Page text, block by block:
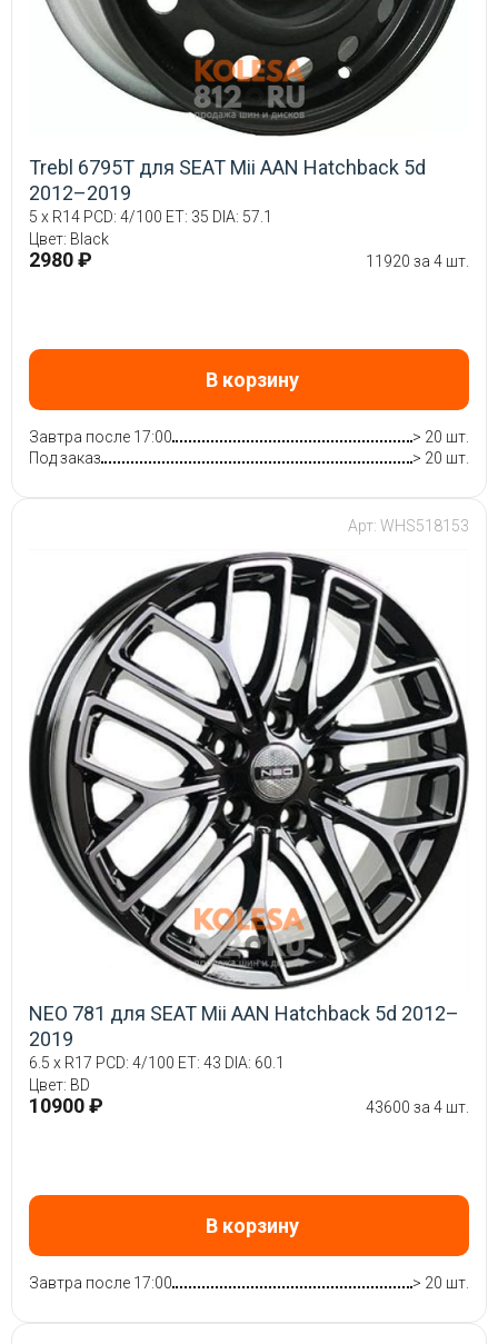
Trebl 6795T для SEAT Mii AAN Hatchback 5d
2012–2019
5 x R14 PCD: 4/100 ET: 35 DIA: 57.1
Цвет: Black
2980 ₽ 11920 за 4 шт.
В корзину
Завтра после 17:00
> 20 шт.
Под заказ
> 20 шт.
Арт: WHS518153
NEO 781 для SEAT Mii AAN Hatchback 5d 2012–
2019
6.5 x R17 PCD: 4/100 ET: 43 DIA: 60.1
Цвет: BD
10900 ₽ 43600 за 4 шт.
В корзину
Завтра после 17:00 > 20 шт.